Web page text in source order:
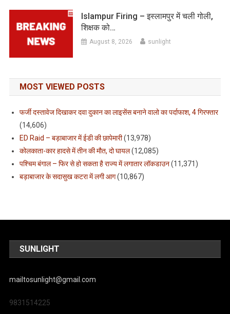
Islampur Firing – इस्लामपुर में चली गोली,
शिक्षक को…
August 8, 2026 sunlight
MOST VIEWED POSTS
फर्जी दस्तावेज दिखाकर दवा दुकान का लाइसेंस बनाने वालो का पर्दाफाश, 4 गिरफ्तार
(14,606)
ED Raid – बड़ाबाजार में ईडी की छापेमारी(13,978)
कोलकाता-कार हादसे में तीन की मौत, दो घायल(12,085)
पश्चिम बंगाल – फिर से हो सकता है राज्य में लगातार लॉकडाउन(11,371)
बड़ाबाजार के सदासुख कटरा में लगी आग(10,867)
SUNLIGHT
mailtosunlight@gmail.com
9831514225